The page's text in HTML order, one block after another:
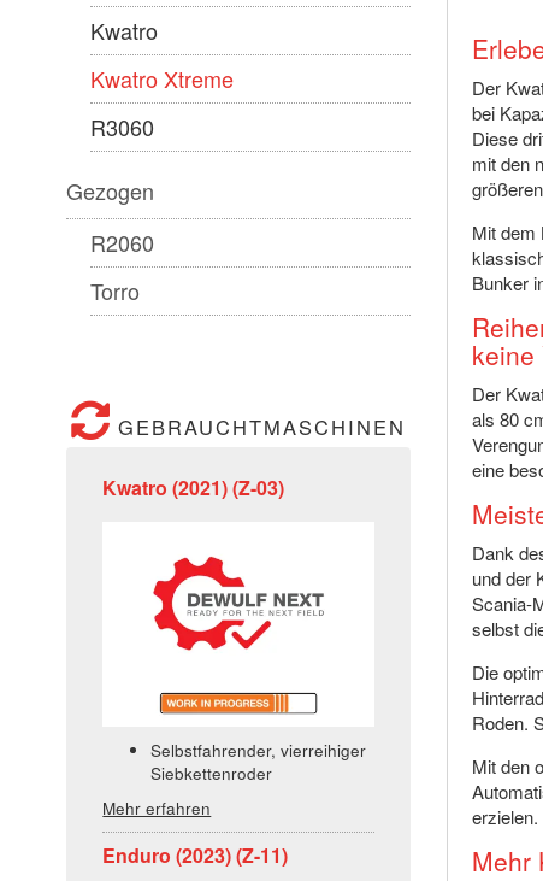
Kwatro
Kwatro Xtreme
R3060
Gezogen
R2060
Torro
GEBRAUCHTMASCHINEN
Kwatro (2021) (Z-03)
Selbstfahrender, vierreihiger
Siebkettenroder
Mehr erfahren
Enduro (2023) (Z-11)
Der
bei
Diese
mit den
Mit dem
Bunker
keine
Der
als 80
eine
Dank
und der
Scania-
selbst
Die
Roden.
Mit den
erzielen.
Mehr